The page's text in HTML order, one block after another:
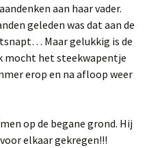
aan haar vader.
geleden was dat aan de
Maar gelukkig is de
mocht het steekwapentje
erop en na afloop weer
op de begane grond. Hij
elkaar gekregen!!!